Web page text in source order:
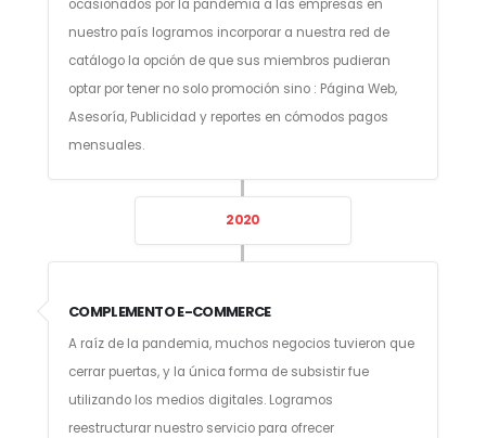
ocasionados por la pandemia a las empresas en
nuestro país logramos incorporar a nuestra red de
catálogo la opción de que sus miembros pudieran
optar por tener no solo promoción sino : Página Web,
Asesoría, Publicidad y reportes en cómodos pagos
mensuales.
2020
COMPLEMENTO E-COMMERCE
A raíz de la pandemia, muchos negocios tuvieron que
cerrar puertas, y la única forma de subsistir fue
utilizando los medios digitales. Logramos
reestructurar nuestro servicio para ofrecer